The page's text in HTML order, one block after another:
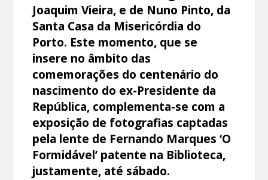
Joaquim Vieira, e de Nuno Pinto, da
Santa Casa da Misericórdia do
Porto. Este momento, que se
insere no âmbito das
comemorações do centenário do
nascimento do ex-Presidente da
República, complementa-se com a
exposição de fotografias captadas
pela lente de Fernando Marques ‘O
Formidável’ patente na Biblioteca,
justamente, até sábado.